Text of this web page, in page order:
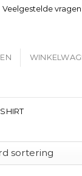
Veelgestelde vragen